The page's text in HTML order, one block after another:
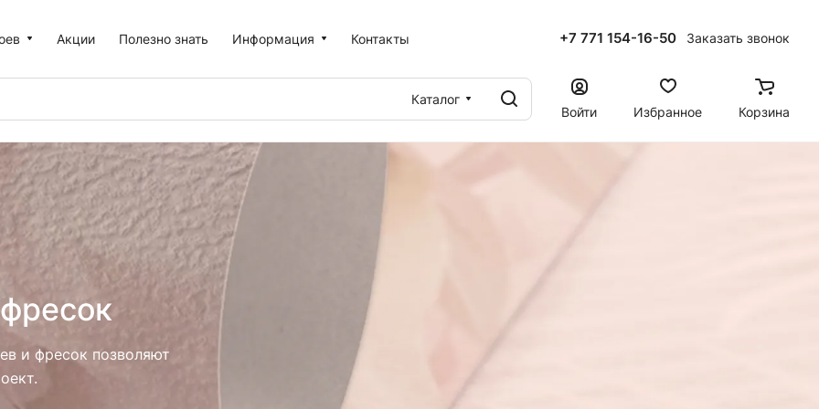
Акции Полезно знать Информация Контакты +7 771 154-16-50 Заказать звонок
Каталог
Войти
Избранное Корзина
и фресок позволяют